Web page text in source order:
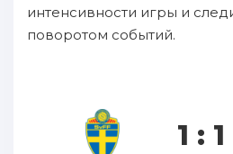
интенсивности игры и
поворотом событий.
1 : 1